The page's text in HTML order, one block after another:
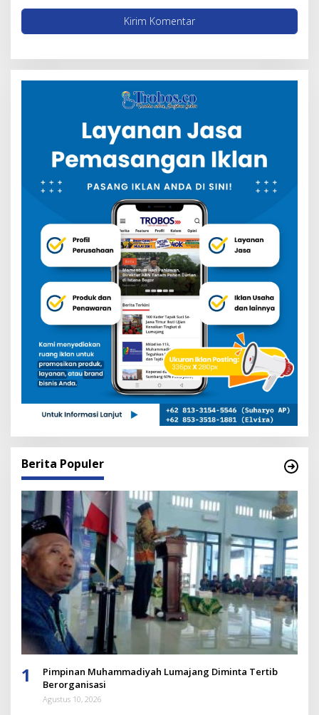
Berita Populer
1
Pimpinan Muhammadiyah Lumajang Diminta Tertib
Berorganisasi
Agustus 10, 2026